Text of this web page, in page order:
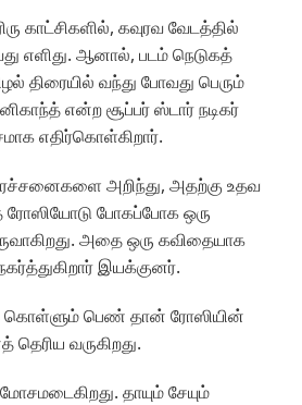
காட்சிகளில், கவுரவ வேடத்தில்
எளிது. ஆனால், படம் நெடுகத்
திரையில் வந்து போவது பெரும்
என்ற சூப்பர் ஸ்டார் நடிகர்
எதிர்கொள்கிறார்.
அறிந்து, அதற்கு உதவ
ரோஸியோடு போகப்போக ஒரு
அதை ஒரு கவிதையாக
இயக்குனர்.
கொள்ளும் பெண் தான் ரோஸியின்
வருகிறது.
தாயும் சேயும்